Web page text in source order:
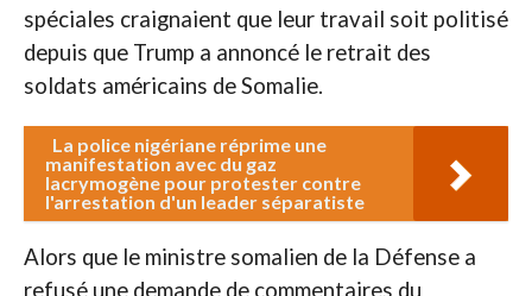
spéciales craignaient que leur travail soit politisé
depuis que Trump a annoncé le retrait des
soldats américains de Somalie.
La police nigériane réprime une
manifestation avec du gaz
lacrymogène pour protester contre
l'arrestation d'un leader séparatiste
Alors que le ministre somalien de la Défense a
refusé une demande de commentaires du